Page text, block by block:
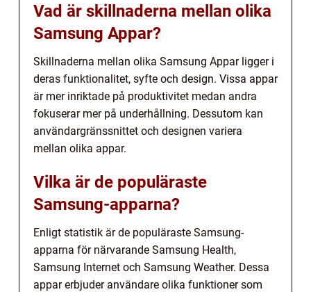
Vad är skillnaderna mellan olika
Samsung Appar?
Skillnaderna mellan olika Samsung Appar ligger i
deras funktionalitet, syfte och design. Vissa appar
är mer inriktade på produktivitet medan andra
fokuserar mer på underhållning. Dessutom kan
användargränssnittet och designen variera
mellan olika appar.
Vilka är de populäraste
Samsung-apparna?
Enligt statistik är de populäraste Samsung-
apparna för närvarande Samsung Health,
Samsung Internet och Samsung Weather. Dessa
appar erbjuder användare olika funktioner som